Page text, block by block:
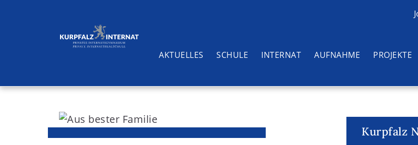
S
AKTUELLES SCHULE INTERNAT AUFNAHME PROJEKTE
Suchen Kurpfalz